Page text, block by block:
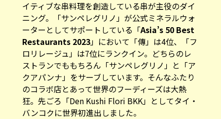
イティブな串料理を創造している串が主役のダイ
ニング。「サンペレグリノ」が公式ミネラルウォ
ーターとしてサポートしている「Asia’s 50 Best
Restaurants 2023」において「傳」は4位、「フ
ロリレージュ」は7位にランクイン。どちらのレ
ストランでももちろん「サンペレグリノ」と「ア
クアパンナ」をサーブしています。そんなふたり
のコラボ店とあって世界のフーディーズは大熱
狂。先ごろ「Den Kushi Flori BKK」としてタイ・
バンコクに世界初進出しました。